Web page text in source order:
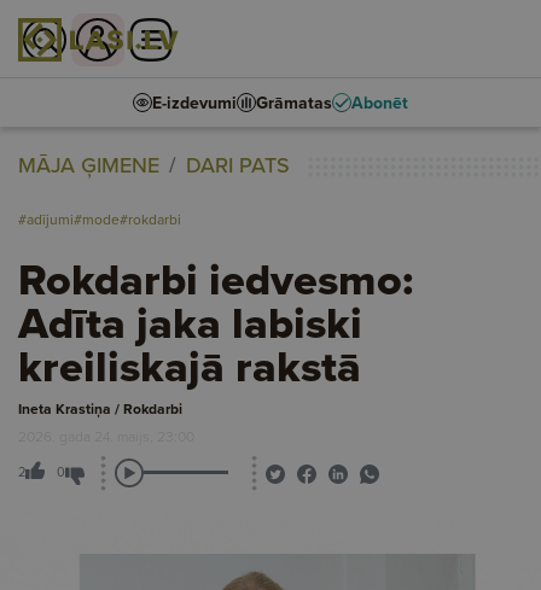
E-izdevumi Grāmatas Abonēt
MĀJA ĢIMENE DARI PATS
#adījumi#mode#rokdarbi
Rokdarbi iedvesmo:
Adīta jaka labiski
kreiliskajā rakstā
Ineta Krastiņa / Rokdarbi
2026. gada 24. maijs, 23:00
2 0